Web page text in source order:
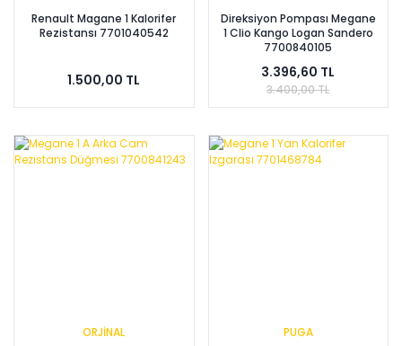
Renault Magane 1 Kalorifer
Rezistansı 7701040542
1.500,00 TL
Direksiyon Pompası Megane
1 Clio Kango Logan Sandero
7700840105
3.396,60 TL
3.400,00 TL
ORJİNAL
PUGA